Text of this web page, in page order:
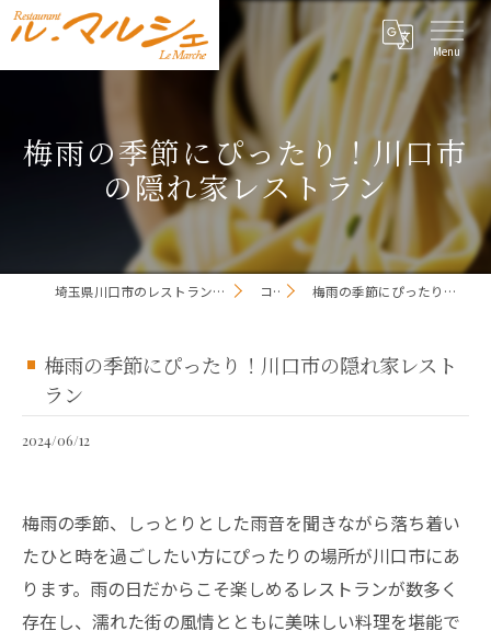
梅雨の季節にぴったり！川口市
の隠れ家レストラン
埼玉県川口市のレストランならレストラン ル・マルシェ コラム 梅雨の季節にぴったり！川口市の隠れ家レストラン
梅雨の季節にぴったり！川口市の隠れ家レスト
ラン
2024/06/12
梅雨の季節、しっとりとした雨音を聞きながら落ち着い
たひと時を過ごしたい方にぴったりの場所が川口市にあ
ります。雨の日だからこそ楽しめるレストランが数多く
存在し、濡れた街の風情とともに美味しい料理を堪能で